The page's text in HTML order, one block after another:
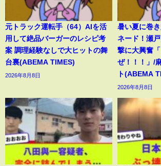
元トラック運転手（64）AIを活
用して絶品バーガーのレシピ考
案 調理経験なしで大ヒットの舞
台裏(ABEMA TIMES)
2026年8月8日
暑い夏に巻
ネード！瀬
撃に大興奮
ぜ！！！」/
ト(ABEMA
2026年8月8日